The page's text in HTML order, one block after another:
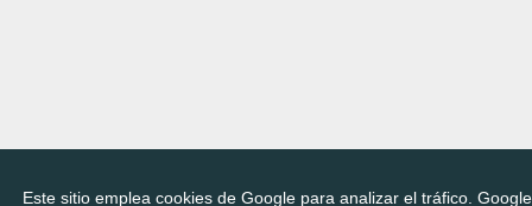
Este sitio emplea cookies de Google para analizar el tráfico.